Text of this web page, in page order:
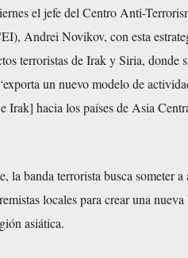
el jefe del Centro Anti-
Andrei Novikov, con esta
terroristas de Irak y Siria, donde
un nuevo modelo de
Irak] hacia los países de Asia
la banda terrorista buscasometer
locales para crear una
asiática.